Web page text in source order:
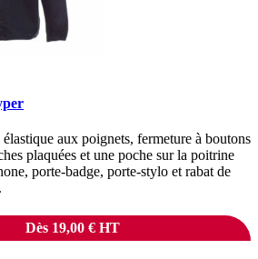
aux poignets, fermeture à boutons
plaquées et une poche sur la poitrine
porte-badge, porte-stylo et rabat de
Dès 19,00 € HT